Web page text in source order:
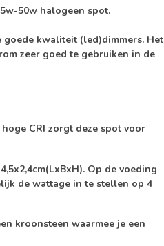
50w halogeen spot.
goede kwaliteit (led)dimmers. Het
zeer goed te gebruiken in de
CRI zorgt deze spot voor
Op de voeding
de wattage in te stellen op 4
kroonsteen waarmee je een